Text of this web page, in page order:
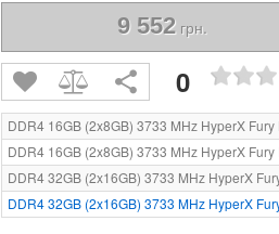
9 552 грн.
0
DDR4 16GB (2x8GB) 3733 MHz HyperX
DDR4 16GB (2x8GB) 3733 MHz HyperX
DDR4 32GB (2x16GB) 3733 MHz HyperX
DDR4 32GB (2x16GB) 3733 MHz HyperX